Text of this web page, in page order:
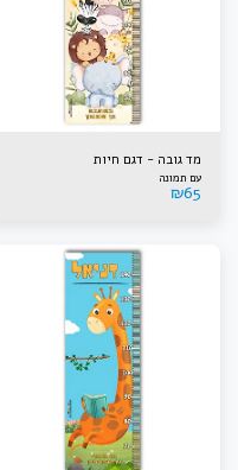
מד גובה - דגם חיות
עם תמונה
₪65